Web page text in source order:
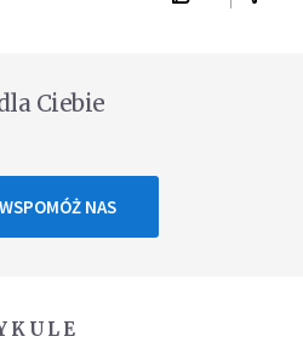
Ciebie
WSPOMÓŻ NAS